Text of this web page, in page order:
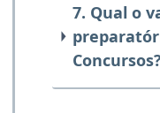
7. Qual o
Concursos?